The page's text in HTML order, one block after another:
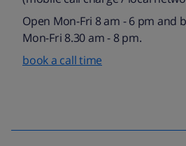
Open Mon-Fri 8 am - 6 pm and
Mon-Fri 8.30 am - 8 pm.
book a call time